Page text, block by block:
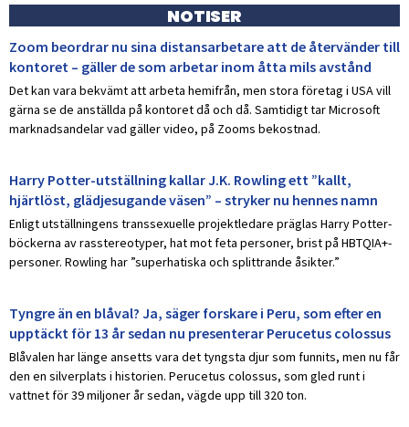
NOTISER
Zoom beordrar nu sina distansarbetare att de återvänder till
kontoret – gäller de som arbetar inom åtta mils avstånd
Det kan vara bekvämt att arbeta hemifrån, men stora företag i USA vill
gärna se de anställda på kontoret då och då. Samtidigt tar Microsoft
marknadsandelar vad gäller video, på Zooms bekostnad.
Harry Potter-utställning kallar J.K. Rowling ett ”kallt,
hjärtlöst, glädjesugande väsen” – stryker nu hennes namn
Enligt utställningens transsexuelle projektledare präglas Harry Potter-
böckerna av rasstereotyper, hat mot feta personer, brist på HBTQIA+-
personer. Rowling har ”superhatiska och splittrande åsikter.”
Tyngre än en blåval? Ja, säger forskare i Peru, som efter en
upptäckt för 13 år sedan nu presenterar Perucetus colossus
Blåvalen har länge ansetts vara det tyngsta djur som funnits, men nu får
den en silverplats i historien. Perucetus colossus, som gled runt i
vattnet för 39 miljoner år sedan, vägde upp till 320 ton.